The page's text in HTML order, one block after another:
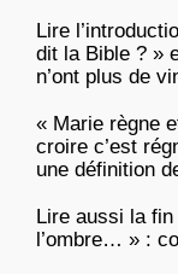
Lire
dit la Bible ? »
n’ont plus de
« Marie règne
croire c’est
une définition
Lire aussi la
l’ombre… » :